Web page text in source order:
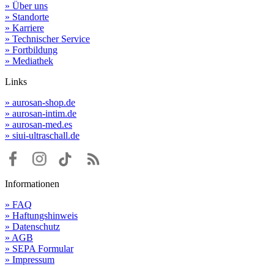
» Über uns
» Standorte
» Karriere
» Technischer Service
» Fortbildung
» Mediathek
Links
» aurosan-shop.de
» aurosan-intim.de
» aurosan-med.es
» siui-ultraschall.de
Informationen
» FAQ
» Haftungshinweis
» Datenschutz
» AGB
» SEPA Formular
» Impressum